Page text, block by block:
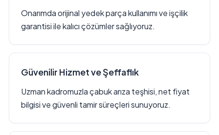
Onarımda orijinal yedek parça kullanımı ve işçilik
garantisi ile kalıcı çözümler sağlıyoruz.
Güvenilir Hizmet ve Şeffaflık
Uzman kadromuzla çabuk arıza teşhisi, net fiyat
bilgisi ve güvenli tamir süreçleri sunuyoruz.